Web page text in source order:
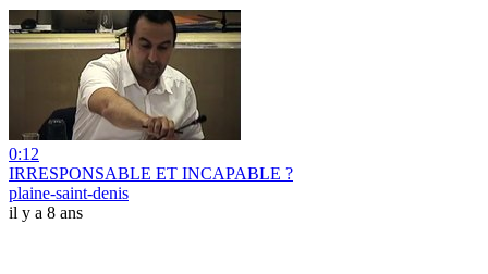
0:12
IRRESPONSABLE ET INCAPABLE ?
plaine-saint-denis
il y a 8 ans